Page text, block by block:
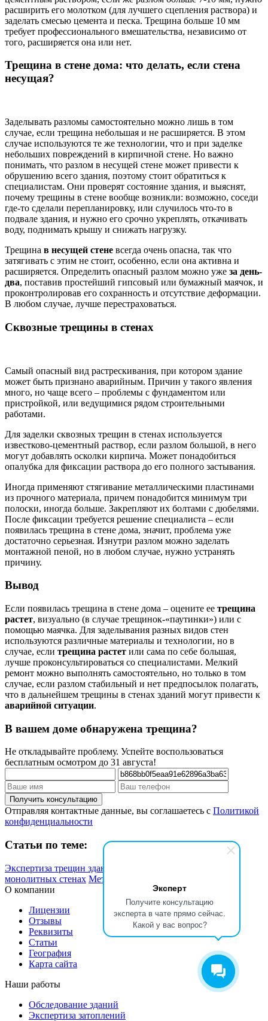
Эксперт
Получите консультацию
эксперта в чате прямо сейчас.
Какой у вас вопрос?
расширить его молотком (для лучшего сцепления раствора) и
заделать смесью цемента и песка. Трещина больше 10 мм
требует профессионального вмешательства, независимо от
того, расширяется она или нет.
Трещина в стене дома: что делать, если стена
несущая?
Заделывать разломы самостоятельно можно лишь в том
случае, если трещина небольшая и не расширяется. В этом
случае используются те же технологии, что и при заделке
небольших повреждений в кирпичной стене. Но важно
понимать, что разлом в несущей стене может привести к
обрушению всего здания, поэтому стоит обратиться к
специалистам. Они проверят состояние здания, и выяснят,
почему трещины в стене вообще возникли: возможно, соседи
где-то сделали перепланировку, или случилось что-то в
подвале здания, и нужно его срочно укреплять, откачивать
воду, поднимать крышу и снижать нагрузку.
Трещина в несущей стене всегда очень опасна, так что
затягивать с этим не стоит, особенно, если она активна и
расширяется. Определить опасный разлом можно уже за день-
два, поставив простейший гипсовый или бумажный маячок, и
проконтролировав его сохранность и отсутствие деформации.
В любом случае, лучше перестраховаться.
Сквозные трещины в стенах
Самый опасный вид растрескивания, при котором здание
может быть признано аварийным. Причин у такого явления
много, но чаще всего – проблемы с фундаментом или
пристройкой, или ведущимися рядом строительными
работами.
Для заделки сквозных трещин в стенах используется
известково-цементный раствор, если разлом большой, в него
могут добавлять осколки кирпича. Может понадобиться
опалубка для фиксации раствора до его полного застывания.
Иногда применяют стягивание металлическими пластинами
из прочного материала, причем понадобится минимум три
полоски, иногда больше. Закрепляют их болтами с дюбелями.
После фиксации требуется решение специалиста – если
появилась трещина в стене дома, значит, проблема уже
достаточно серьезная. Изнутри разлом можно заделать
монтажной пеной, но в любом случае, нужно устранять
причину.
Вывод
Если появилась трещина в стене дома – оцените ее трещина
растет, визуально (в случае трещинок-«паутинки») или с
помощью маячка. Для заделывания разных видов стен
используются различные материалы и технологии, но в
случае, если трещина растет или сама по себе большая,
лучше проконсультироваться со специалистами. Мелкий
ремонт можно выполнять самостоятельно, но только в том
случае, если разлом стабильный и нет предпосылок полагать,
что в дальнейшем трещины в стенах зданий могут привести к
аварийной ситуации.
В вашем доме обнаружена трещина?
Не откладывайте проблему. Успейте воспользоваться
бесплатным осмотром до 31 августа!
Отправляя контактные данные, вы соглашаетесь с Политикой
конфиденциальности
Статьи по теме:
Экспертиза трещин зданий и сооружений
монолитных стенах Методы контроля трещин в зданиях
О компании
Лицензии
Отзывы
Реквизиты
Статьи
География
Карта сайта
Наши работы
Обследование зданий
Экспертиза затоплений